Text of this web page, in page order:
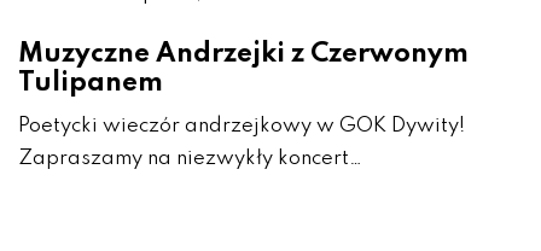
Muzyczne Andrzejki z Czerwonym
Tulipanem
Poetycki wieczór andrzejkowy w GOK Dywity!
Zapraszamy na niezwykły koncert…